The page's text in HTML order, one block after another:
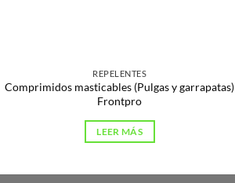
REPELENTES
Comprimidos masticables (Pulgas y garrapatas)
Frontpro
LEER MÁS